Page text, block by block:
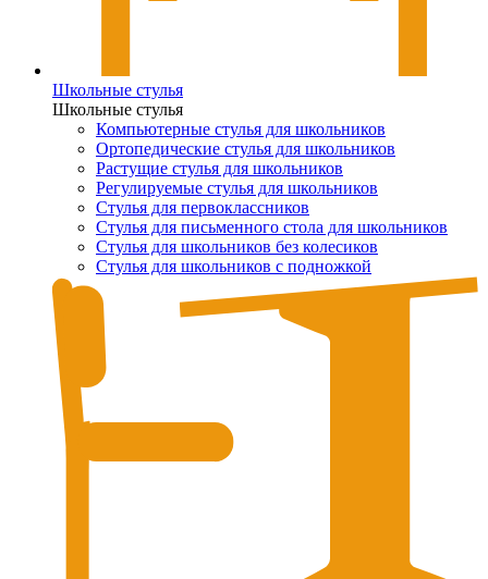
Школьные стулья
Школьные стулья
Компьютерные стулья для школьников
Ортопедические стулья для школьников
Растущие стулья для школьников
Регулируемые стулья для школьников
Стулья для первоклассников
Стулья для письменного стола для школьников
Стулья для школьников без колесиков
Стулья для школьников с подножкой